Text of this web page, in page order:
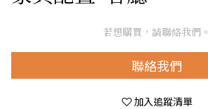
若想購買，請聯絡我們。
聯絡我們
加入追蹤清單